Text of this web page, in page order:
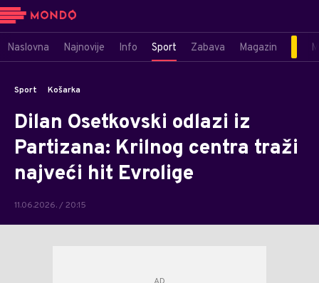
Naslovna Najnovije Info Sport Zabava Magazin
Sport Košarka
Dilan Osetkovski odlazi iz
Partizana: Krilnog centra traži
najveći hit Evrolige
11.06.2026. / 20:15